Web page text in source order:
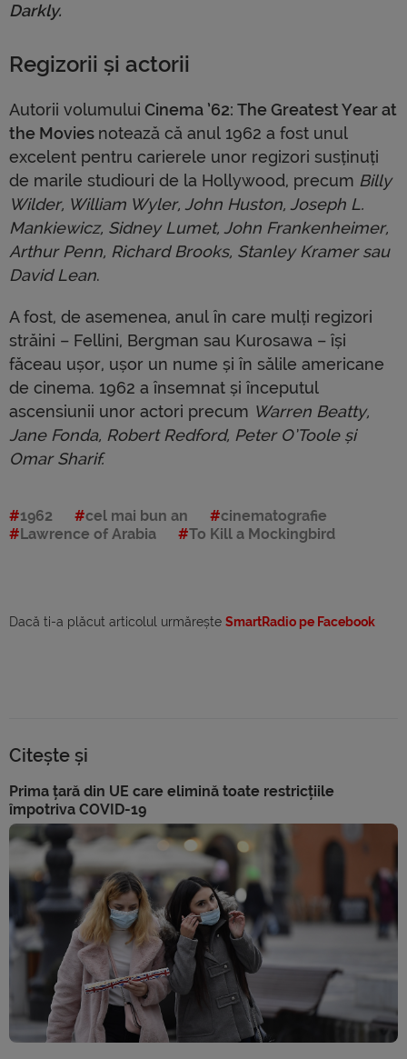
Darkly.
Regizorii și actorii
Autorii volumului Cinema ’62: The Greatest Year at
the Movies notează că anul 1962 a fost unul
excelent pentru carierele unor regizori susținuți
de marile studiouri de la Hollywood, precum Billy
Wilder, William Wyler, John Huston, Joseph L.
Mankiewicz, Sidney Lumet, John Frankenheimer,
Arthur Penn, Richard Brooks, Stanley Kramer sau
David Lean.
A fost, de asemenea, anul în care mulți regizori
străini – Fellini, Bergman sau Kurosawa – își
făceau ușor, ușor un nume și în sălile americane
de cinema. 1962 a însemnat și începutul
ascensiunii unor actori precum Warren Beatty,
Jane Fonda, Robert Redford, Peter O’Toole și
Omar Sharif.
1962 cel mai bun an
cinematografie
Lawrence of Arabia
To Kill a Mockingbird
Dacă ti-a plăcut articolul urmărește SmartRadio pe Facebook
Citește și
Prima țară din UE care elimină toate restricțiile
împotriva COVID-19